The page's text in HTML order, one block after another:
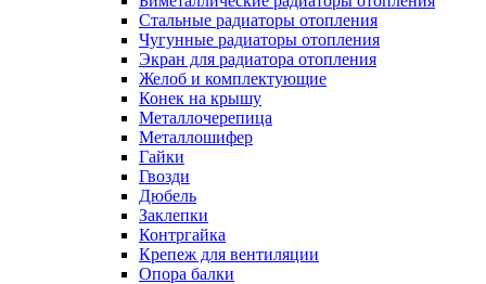
Стальные радиаторы отопления
Чугунные радиаторы отопления
Экран для радиатора отопления
Желоб и комплектующие
Конек на крышу
Металлочерепица
Металлошифер
Гайки
Гвозди
Дюбель
Заклепки
Контргайка
Крепеж для вентиляции
Опора балки